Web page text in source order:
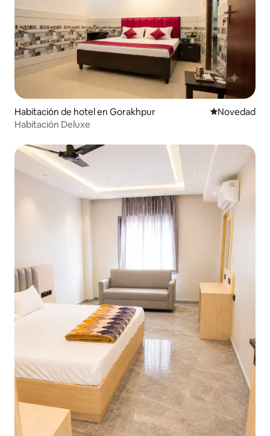
Habitación de hotel en Gorakhpur Lugar para
Novedad
Habitación Deluxe